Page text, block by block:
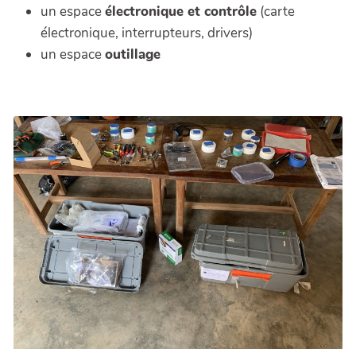
un espaceélectronique et contrôle (carte
électronique, interrupteurs, drivers)
un espaceoutillage